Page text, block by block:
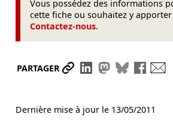
Vous possédez des informations
cette fiche ou souhaitez y
Contactez-nous.
PARTAGER Partager le lien
Partager sur
Partager
Dernière mise à jour le 13/05/2011